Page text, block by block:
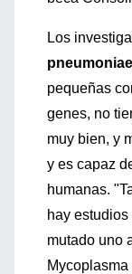
Los
pneumoniae
pequeñas
genes, no
muy bien, y
y es capaz
humanas.
hay
mutado uno